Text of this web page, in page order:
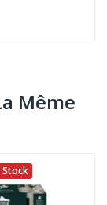
Même
Stock